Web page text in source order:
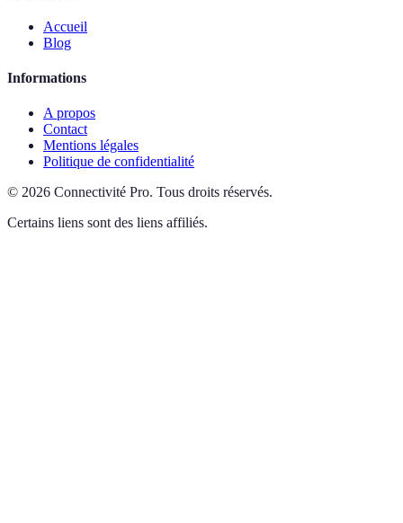
Accueil
Blog
Informations
A propos
Contact
Mentions légales
Politique de confidentialité
© 2026 Connectivité Pro. Tous droits réservés.
Certains liens sont des liens affiliés.